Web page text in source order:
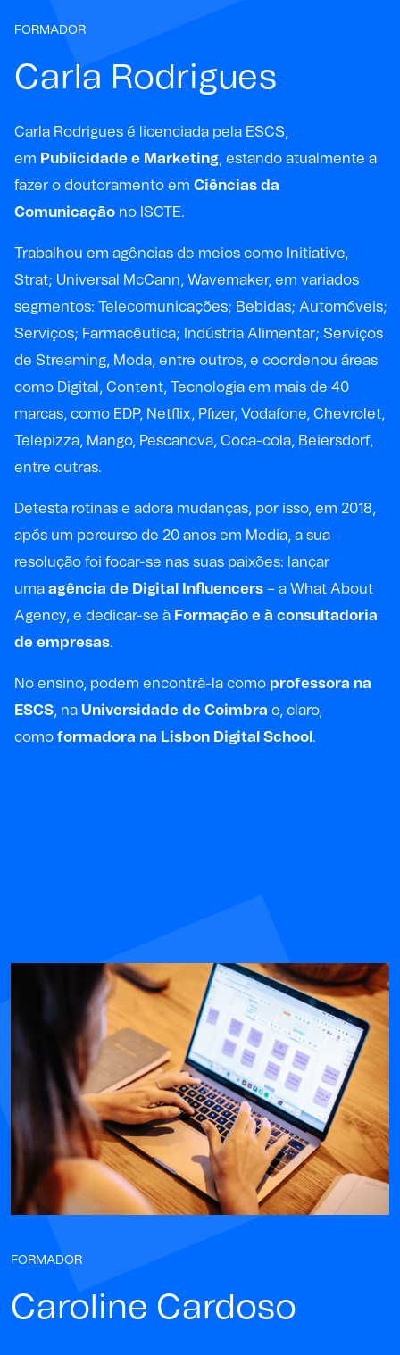
FORMADOR
Carla Rodrigues
Carla Rodrigues é licenciada pela ESCS,
em Publicidade e Marketing, estando atualmente a
fazer o doutoramento em Ciências da
Comunicação no ISCTE.
Trabalhou em agências de meios como Initiative,
Strat; Universal McCann, Wavemaker, em variados
segmentos: Telecomunicações; Bebidas; Automóveis;
Serviços; Farmacêutica; Indústria Alimentar; Serviços
de Streaming, Moda, entre outros, e coordenou áreas
como Digital, Content, Tecnologia em mais de 40
marcas, como EDP, Netflix, Pfizer, Vodafone, Chevrolet,
Telepizza, Mango, Pescanova, Coca-cola, Beiersdorf,
entre outras.
Detesta rotinas e adora mudanças, por isso, em 2018,
após um percurso de 20 anos em Media, a sua
resolução foi focar-se nas suas paixões: lançar
uma agência de Digital Influencers – a What About
Agency, e dedicar-se à Formação e à consultadoria
de empresas.
No ensino, podem encontrá-la como professora na
ESCS, na Universidade de Coimbra e, claro,
como formadora na Lisbon Digital School .
FORMADOR
Caroline Cardoso